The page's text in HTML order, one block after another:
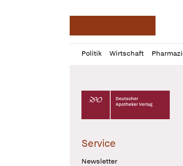
Politik Wirtschaft
Profil
öffnen
Daz
Pur
Deutscher Apotheker Verlag
Service
Newsletter